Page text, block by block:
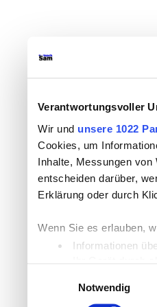
Verantwortungsvoller
Wir und unsere 1022
Cookies, um
Inhalte, Messungen von
entscheiden darüber,
Erklärung oder durch
Wenn Sie es erlauben,
Informationen
Ihr Gerät durch
Notwendig